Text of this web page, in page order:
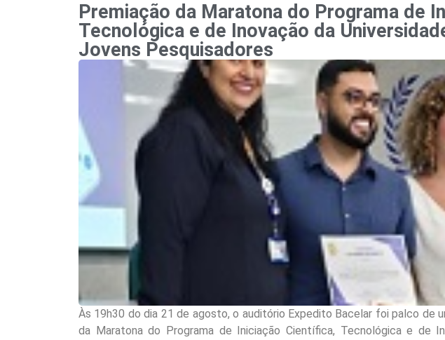
Premiação da Maratona do Programa de
Tecnológica e de Inovação da
Jovens Pesquisadores
Às 19h30 do dia 21 de agosto, o auditório Expedito Bacelar foi palco de
da Maratona do Programa de Iniciação Científica, Tecnológica e de